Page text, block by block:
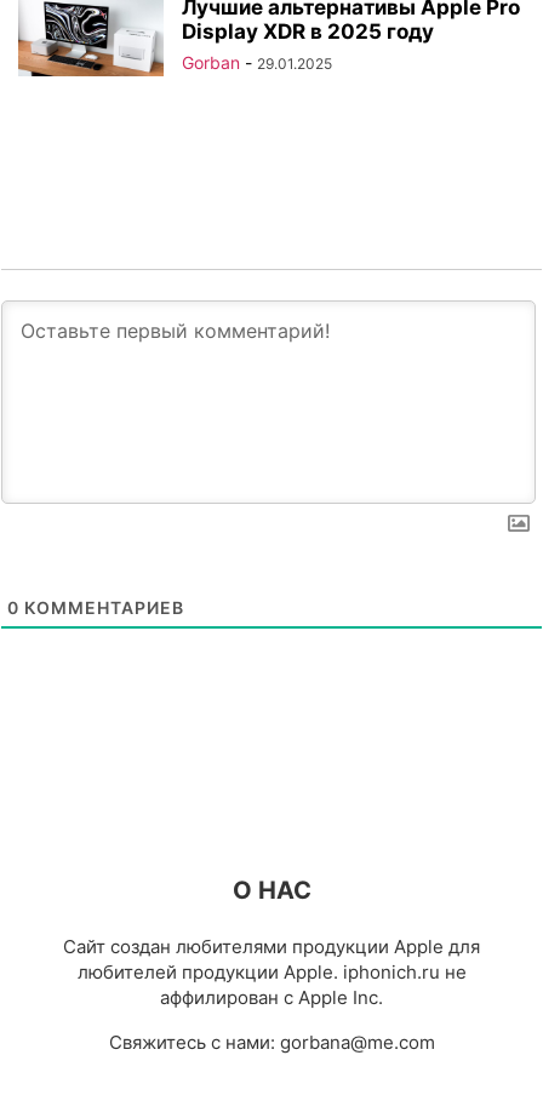
Лучшие альтернативы Apple Pro
Display XDR в 2025 году
Gorban - 29.01.2025
0 КОММЕНТАРИЕВ
О НАС
Сайт создан любителями продукции Apple для
любителей продукции Apple. iphonich.ru не
аффилирован с Apple Inc.
Свяжитесь с нами: gorbana@me.com